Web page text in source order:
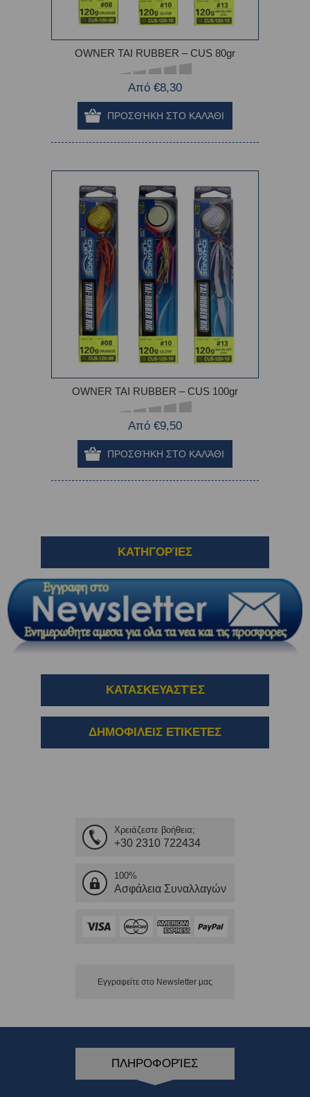
OWNER TAI RUBBER – CUS 80gr
Από €8,30
OWNER TAI RUBBER – CUS 100gr
Από €9,50
ΚΑΤΗΓΟΡΊΕΣ
ΚΑΤΑΣΚΕΥΑΣΤΈΣ
ΔΗΜΟΦΙΛΕΙΣ ΕΤΙΚΕΤΕΣ
Χρειάζεστε βοήθεια;
+30 2310 722434
100%
Ασφάλεια Συναλλαγών
Εγγραφείτε στο Νewsletter μας
ΠΛΗΡΟΦΟΡΊΕΣ